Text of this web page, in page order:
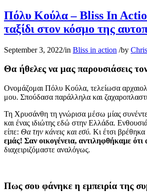
Πόλυ Κούλα – Bliss In
ταξίδι στον κόσμο της
September 3, 2022/in Bliss in action /by
Θα ήθελες να μας παρουσιάσεις
Ονομάζομαι Πόλυ Κούλα, τελείωσα
μου. Σπούδασα παράλληλα και
Τη Χρυσάνθη τη γνώρισα μέσω μίας
και ένας ιδιώτης εδώ στην Ελλάδα.
είπε: Θα την κάνεις και εσύ. Κι έτσι
εμάς! Σαν οικογένεια, αντιληφθήκαμε
διαχειριζόμαστε αναλόγως.
Πως σου φάνηκε η εμπειρία της